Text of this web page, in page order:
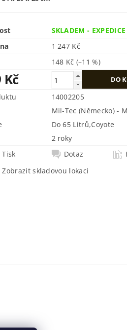
SKLADEM -
1 247 Kč
148 Kč (–11 %)
Kč
14002205
Mil-Tec (Německo) -
Do 65 Litrů,Coyote
2 roky
Tisk
Dotaz
Zobrazit skladovou lokaci